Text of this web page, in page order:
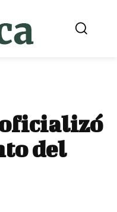
del